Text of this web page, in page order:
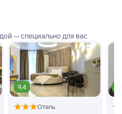
— специально для вас
9,4
Отель